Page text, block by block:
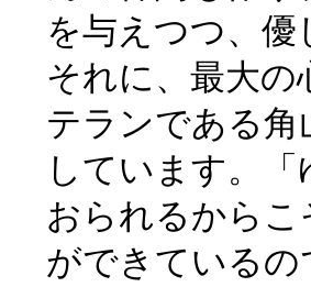
を与えつつ、
それに、最大の
テランである
しています。
おられるから
ができている